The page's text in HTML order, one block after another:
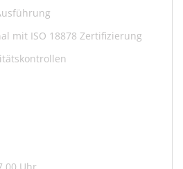
mit ISO 18878 Zertifizierung